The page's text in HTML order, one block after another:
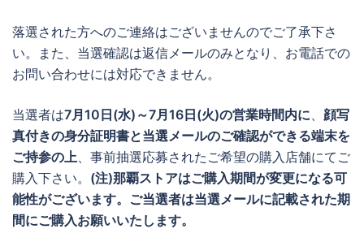
落選された方へのご連絡はございませんのでご了承下さ
い。また、当選確認は返信メールのみとなり、お電話での
お問い合わせには対応できません。
当選者は7月10日(水)～7月16日(火)の営業時間内に
顔写
真付きの身分証明書と当選メールのご確認ができる端末を
ご持参の上 、事前抽選応募されたご希望の購入店舗にてご
購入下さい。 (注)那覇ストアはご購入期間が変更になる可
能性がございます。ご当選者は当選メールに記載された期
間にご購入お願いいたします。